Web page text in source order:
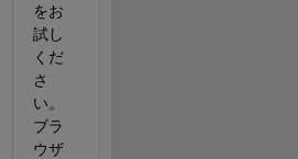
をお
試し
くだ
さ
い。
ブラ
ウザ